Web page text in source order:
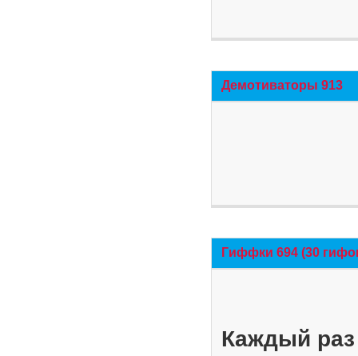
Демотиваторы 913
Гиффки 694 (30
Каждый